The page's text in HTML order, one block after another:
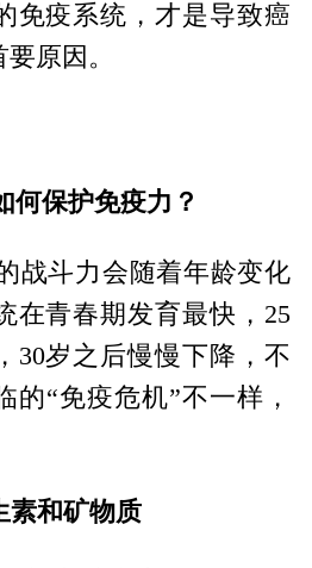
免疫系统，才是导致癌
原因。
何保护免疫力？
战斗力会随着年龄变化
在青春期发育最快，25
30岁之后慢慢下降，不
的“免疫危机”不一样，
素和矿物质